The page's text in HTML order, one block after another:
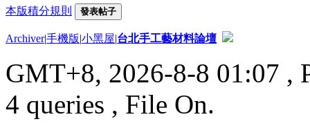
本版積分規則 發表帖子
Archiver|手機版|小黑屋|台北手工藝材料論壇
GMT+8, 2026-8-8 01:07 ,
4 queries , File On.